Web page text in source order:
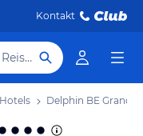
Kontakt
Hotel, Reiseziel
Delphin BE Grand